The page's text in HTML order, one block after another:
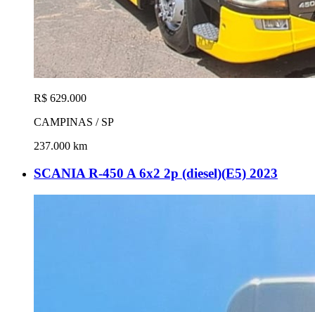
R$ 629.000
CAMPINAS / SP
237.000 km
SCANIA R-450 A 6x2 2p (diesel)(E5) 2023